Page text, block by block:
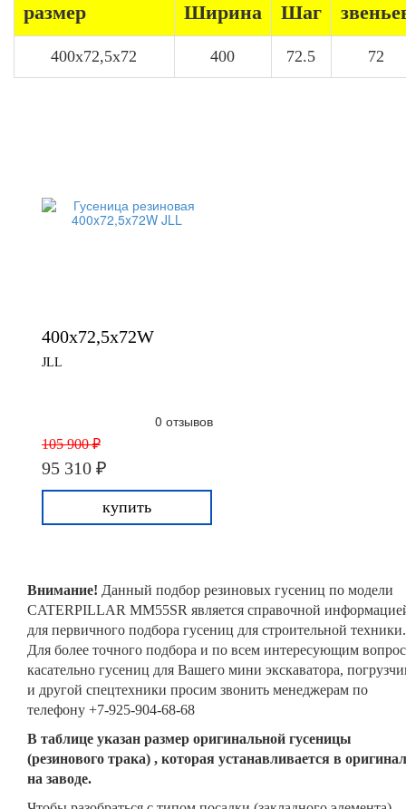
размер
Ширина Шаг
400x72,5x72 400 72.5 72
400x72,5x72W
JLL
0 отзывов
105 900 ₽
95 310 ₽
купить
Внимание! Данный подбор резиновых гусениц по модели
CATERPILLAR MM55SR является справочной
для первичного подбора гусениц для строительной техники.
Для более точного подбора и по всем интересующим
касательно гусениц для Вашего мини экскаватора,
и другой спецтехники просим звонить менеджерам по
телефону +7-925-904-68-68
В таблице указан размер оригинальной гусеницы
(резинового трака) , которая устанавливается в
на заводе.